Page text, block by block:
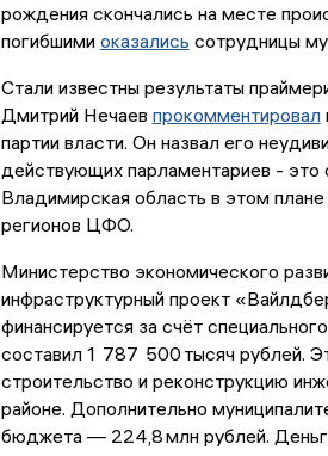
рождения скончались на месте
погибшими оказались сотрудницы
Стали известны результаты
Дмитрий Нечаев прокомментировал
партии власти. Он назвал его
действующих парламентариев -
Владимирская область в этом
регионов ЦФО.
Министерство экономического
инфраструктурный проект
финансируется за счёт
составил 1 787 500 тысяч рублей.
строительство и реконструкцию
районе. Дополнительно
бюджета — 224,8 млн рублей.